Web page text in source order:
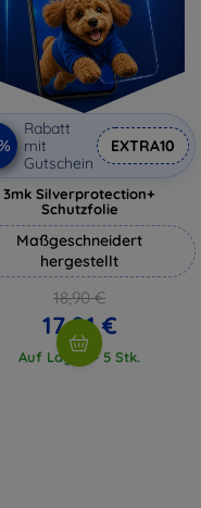
Rabatt
mit
Gutschein
EXTRA10
3mk Silverprotection+
Schutzfolie
Maßgeschneidert
hergestellt
18,90 €
17,01 €
Auf Lager > 5 Stk.